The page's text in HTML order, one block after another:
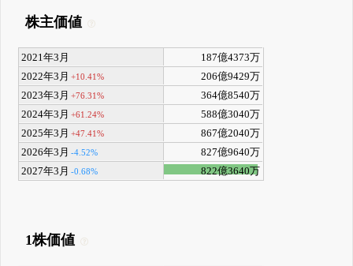
株主価値
2021年3月
187億4373万
2022年3月 +10.41%
206億9429万
2023年3月 +76.31%
364億8540万
2024年3月 +61.24%
588億3040万
2025年3月 +47.41%
867億2040万
2026年3月 -4.52%
827億9640万
2027年3月 -0.68% 822億3640万
1株価値